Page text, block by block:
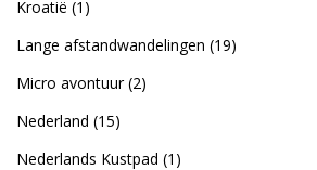
Kroatië (1)
Lange afstandwandelingen (19)
Micro avontuur(2)
Nederland (15)
Nederlands Kustpad (1)